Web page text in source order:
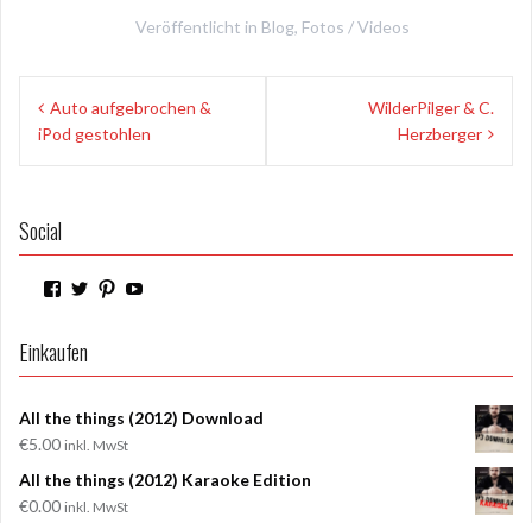
haben. Weitere Videos von
Hier und Hier.
Veröffentlicht in Blog, Fotos / Videos
Beitragsnavigation
Auto aufgebrochen &
iPod gestohlen
WilderPilger & C.
Herzberger
Social
Profil
auf
Facebook
anzeigen
Profil
anzeigen
Profil
anzeigen
anzeigen
Einkaufen
All the things (2012) Download
€5.00 inkl. MwSt
All the things (2012) Karaoke Edition
€0.00 inkl. MwSt